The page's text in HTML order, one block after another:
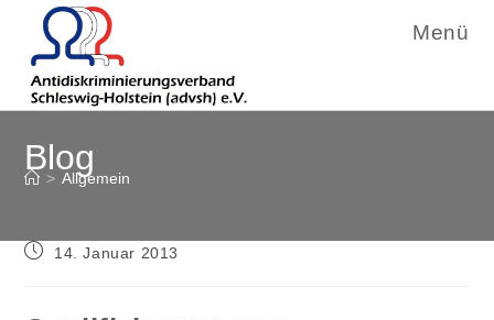
Inhalt
springen
Menü
Blog
> Allgemein
Beitrag14. Januar 2013